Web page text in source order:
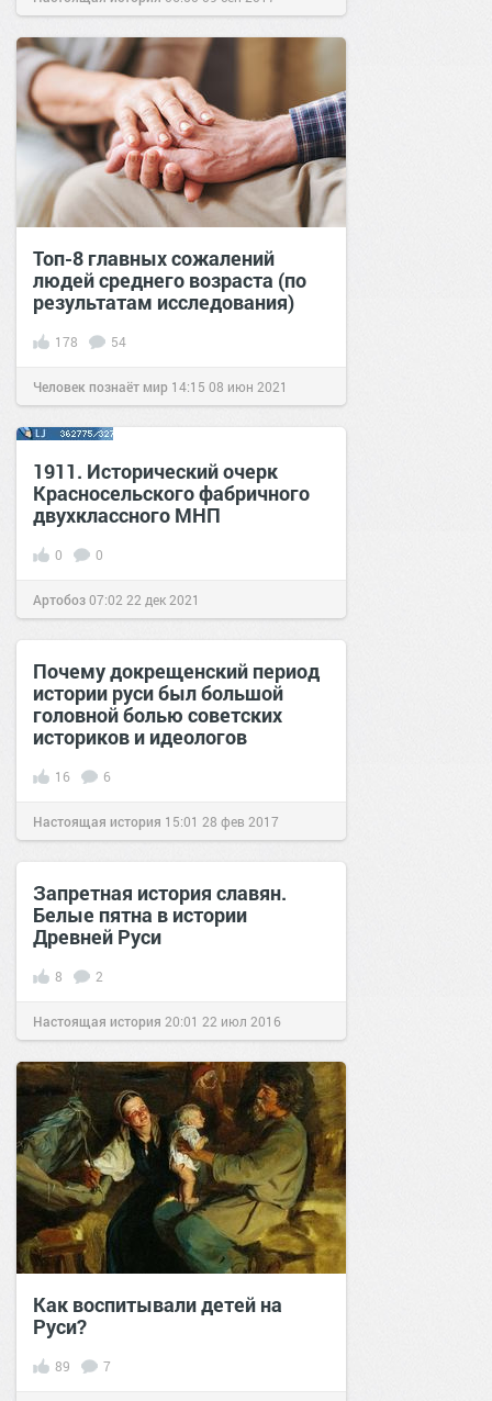
Топ-8 главных сожалений
людей среднего возраста (по
результатам исследования)
178 54
Человек познаёт мир 14:15 08 июн 2021
1911. Исторический очерк
Красносельского фабричного
двухклассного МНП
0 0
Артобоз07:02 22 дек 2021
Почему докрещенский период
истории руси был большой
головной болью советских
историков и идеологов
16 6
Настоящая история 15:01 28 фев 2017
Запретная история славян.
Белые пятна в истории
Древней Руси
8 2
Настоящая история 20:01 22 июл 2016
Как воспитывали детей на
Руси?
89 7